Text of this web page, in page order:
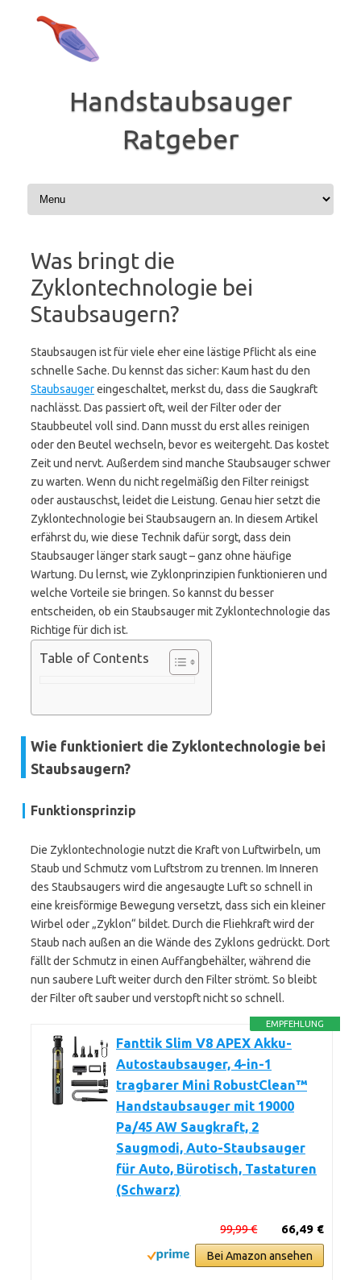
Inhalt
springen
Handstaubsauger
Ratgeber
Was bringt die
Zyklontechnologie bei
Staubsaugern?
Staubsaugen ist für viele eher eine lästige Pflicht als eine
schnelle Sache. Du kennst das sicher: Kaum hast du den
Staubsaugereingeschaltet, merkst du, dass die Saugkraft
nachlässt. Das passiert oft, weil der Filter oder der
Staubbeutel voll sind. Dann musst du erst alles reinigen
oder den Beutel wechseln, bevor es weitergeht. Das kostet
Zeit und nervt. Außerdem sind manche Staubsauger schwer
zu warten. Wenn du nicht regelmäßig den Filter reinigst
oder austauschst, leidet die Leistung. Genau hier setzt die
Zyklontechnologie bei Staubsaugern an. In diesem Artikel
erfährst du, wie diese Technik dafür sorgt, dass dein
Staubsauger länger stark saugt – ganz ohne häufige
Wartung. Du lernst, wie Zyklonprinzipien funktionieren und
welche Vorteile sie bringen. So kannst du besser
entscheiden, ob ein Staubsauger mit Zyklontechnologie das
Richtige für dich ist.
Table of Contents
Wie funktioniert die Zyklontechnologie bei
Staubsaugern?
Funktionsprinzip
Die Zyklontechnologie nutzt die Kraft von Luftwirbeln, um
Staub und Schmutz vom Luftstrom zu trennen. Im Inneren
des Staubsaugers wird die angesaugte Luft so schnell in
eine kreisförmige Bewegung versetzt, dass sich ein kleiner
Wirbel oder „Zyklon“ bildet. Durch die Fliehkraft wird der
Staub nach außen an die Wände des Zyklons gedrückt. Dort
fällt der Schmutz in einen Auffangbehälter, während die
nun saubere Luft weiter durch den Filter strömt. So bleibt
der Filter oft sauber und verstopft nicht so schnell.
EMPFEHLUNG
Fanttik Slim V8 APEX Akku-
Autostaubsauger, 4-in-1
tragbarer Mini RobustClean™
Handstaubsauger mit 19000
Pa/45 AW Saugkraft, 2
Saugmodi, Auto-Staubsauger
für Auto, Bürotisch, Tastaturen
(Schwarz)
66,49 €
99,99 €
Bei Amazon ansehen